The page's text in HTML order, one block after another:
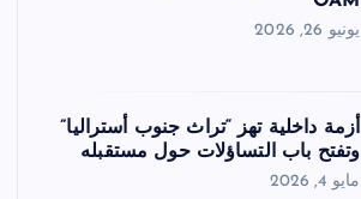
يونيو 26, 2026
أزمة داخلية تهز “تراث جنوب أستراليا”
وتفتح باب التساؤلات حول مستقبله
مايو 4, 2026